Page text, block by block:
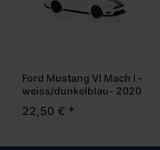
Ford Mustang VI Mach I -
weiss/dunkelblau- 2020
22,50 € *